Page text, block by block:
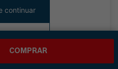
continuar
COMPRAR